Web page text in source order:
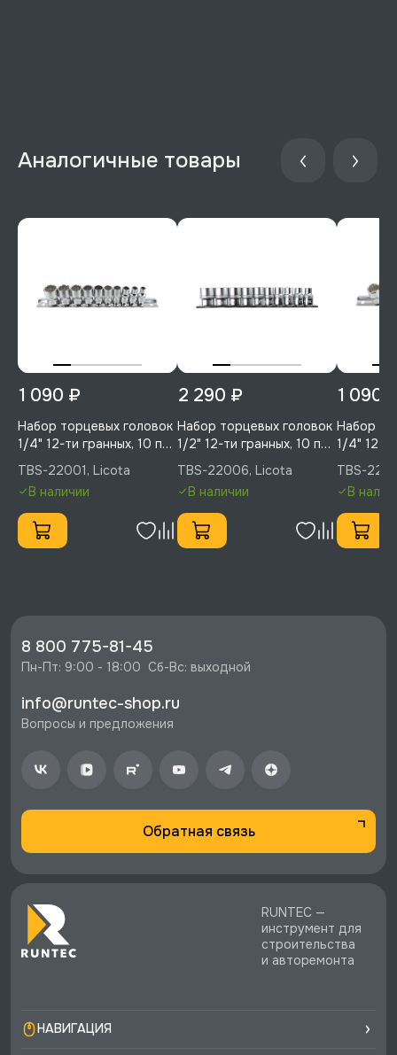
Аналогичные товары
1 090 ₽
Набор торцевых головок
1/4" 12-ти гранных, 10 пр.
на линейке, 5-14 мм,
Licota, TBS-22001
TBS-22001, Licota
В наличии
2 290 ₽
Набор торцевых головок
1/2" 12-ти гранных, 10 пр.
на линейке, 3/8"-15/16",
Licota, TBS-22006
TBS-22006, Licota
В наличии
1 090
Набор
1/4" 12-
на
Licota,
TBS-
В
8 800 775-81-45
Пн-Пт: 9:00 - 18:00  Сб-Вс: выходной
info@runtec-shop.ru
Вопросы и предложения
Обратная связь
RUNTEC —
инструмент для
строительства
и авторемонта
НАВИГАЦИЯ